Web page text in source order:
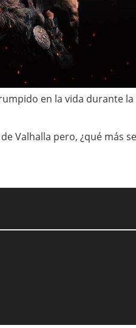
en la vida durante la
Valhalla pero, ¿qué más